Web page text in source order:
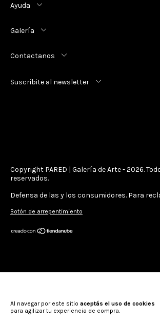
Al navegar por este sitio aceptás el uso de cookies
para agilizar tu experiencia de compra.
Ayuda
Galería
Contactanos
Suscribite al newsletter
Copyright PARED | Galería de Arte - 2026.
reservados.
Defensa de las y los consumidores. Para
Botón de arrepentimiento